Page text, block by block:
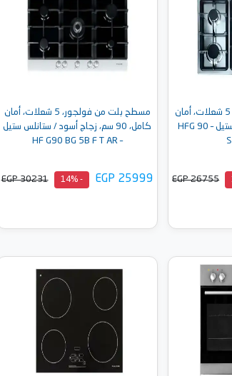
مسطح بلت من فولجور، 5 شعلات، أمان
كامل، 90 سم، ستانلس ستيل – HFG 90
EGP 26755
مسطح بلت من فولجور، 5 شعلات، أمان
كامل، 90 سم، زجاج أسود / ستانلس ستيل
– HF G90 BG 5B F T AR
EGP 25999
- 14%
EGP 30231
أضف إلى السلة